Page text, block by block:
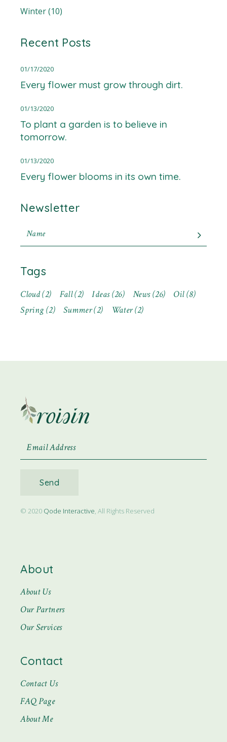
Winter(10)
Recent Posts
Every flower must grow through dirt.
01/17/2020
To plant a garden is to believe in
tomorrow.
01/13/2020
Every flower blooms in its own time.
01/13/2020
Newsletter
Tags
Cloud(2) Fall(2) Ideas(26) News(26) Oil(8)
Spring(2) Summer(2) Water(2)
Send
© 2020 Qode Interactive, All Rights Reserved
About
About Us
Our Partners
Our Services
Contact
Contact Us
FAQ Page
About Me